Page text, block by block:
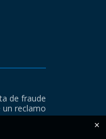
de fraude
un reclamo
×